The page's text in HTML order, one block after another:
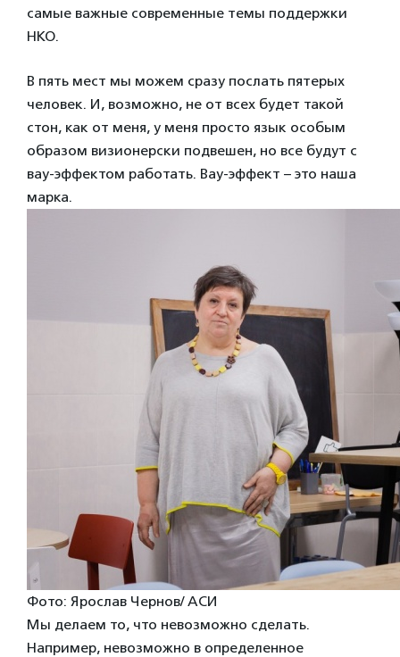
самые важные современные темы поддержки
НКО.
В пять мест мы можем сразу послать пятерых
человек. И, возможно, не от всех будет такой
стон, как от меня, у меня просто язык особым
образом визионерски подвешен, но все будут с
вау-эффектом работать. Вау-эффект – это наша
марка.
Фото: Ярослав Чернов/ АСИ
Мы делаем то, что невозможно сделать.
Например, невозможно в определенное